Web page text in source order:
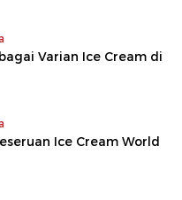
Varian Ice Cream di
Ice Cream World